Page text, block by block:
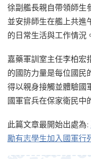
徐副艦長親自帶領師生
並安排師生在艦上共進
的日常生活與工作情況
嘉藥軍訓室主任李柏宏
的國防力量是每位國民
得以親身接觸並體驗國
國軍官兵在保家衛民中
此篇文章最開始出處為:
勵有志學生加入國軍行